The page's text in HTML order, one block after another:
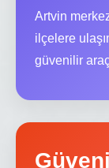
Artvin
ilçelere
güvenilir